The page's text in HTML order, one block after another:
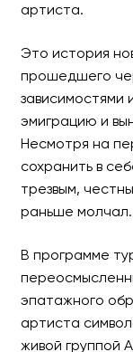
артиста.
Это история
прошедшего
зависимостями
эмиграцию и
Несмотря на
сохранить в
трезвым,
раньше молчал.
В программе
эпатажного
артиста
живой группой